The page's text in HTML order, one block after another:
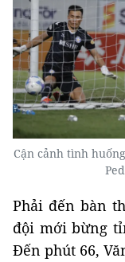
Cận cảnh tình
Phải đến bàn
đội mới bừng
Đến phút 66,